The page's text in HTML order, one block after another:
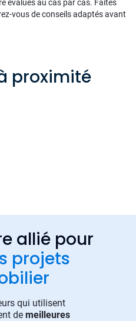
évalués au cas par cas. Faites
vous de conseils adaptés avant
proximité
allié pour
projets
qui utilisent
de meilleures